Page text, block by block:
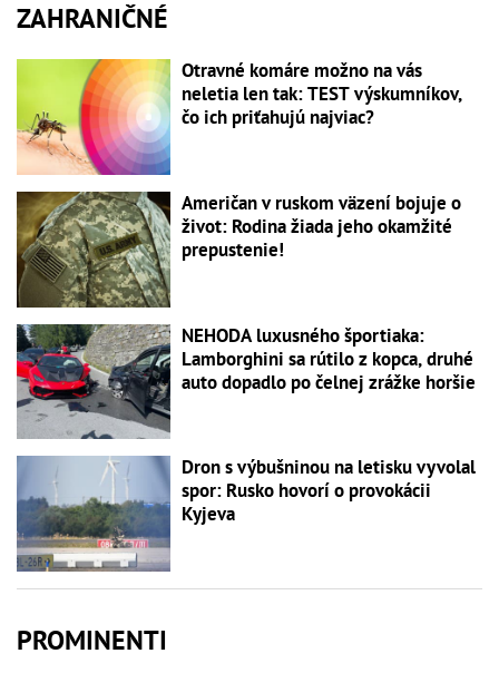
ZAHRANIČNÉ
Otravné komáre možno na vás
neletia len tak: TEST výskumníkov,
čo ich priťahujú najviac?
Američan v ruskom väzení bojuje o
život: Rodina žiada jeho okamžité
prepustenie!
NEHODA luxusného športiaka:
Lamborghini sa rútilo z kopca, druhé
auto dopadlo po čelnej zrážke horšie
Dron s výbušninou na letisku vyvolal
spor: Rusko hovorí o provokácii
Kyjeva
PROMINENTI